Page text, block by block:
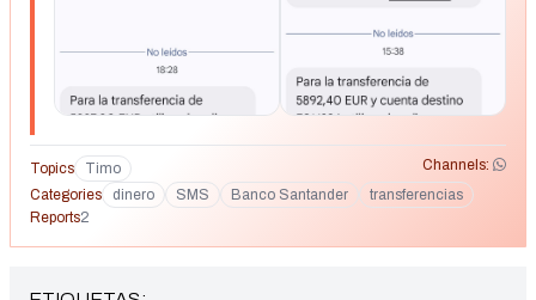
Topics Timo
Channels:
Categories
dinero SMS Banco Santander
transferencias
Reports2